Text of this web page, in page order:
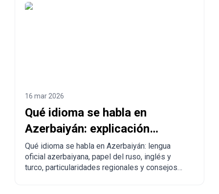
Turquía, Estados Unidos y otros países a
16 mar 2026
Qué idioma se habla en
Azerbaiyán: explicación
completa para turistas y
quienes piensan mudarse
Qué idioma se habla en Azerbaiyán: lengua
oficial azerbaiyana, papel del ruso, inglés y
turco, particularidades regionales y consejos